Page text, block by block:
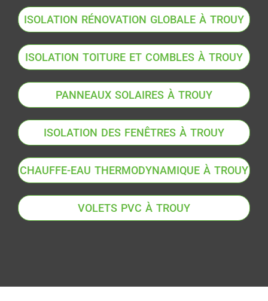
ISOLATION RÉNOVATION GLOBALE À TROUY
ISOLATION TOITURE ET COMBLES À TROUY
PANNEAUX SOLAIRES À TROUY
ISOLATION DES FENÊTRES À TROUY
CHAUFFE-EAU THERMODYNAMIQUE À TROUY
VOLETS PVC À TROUY